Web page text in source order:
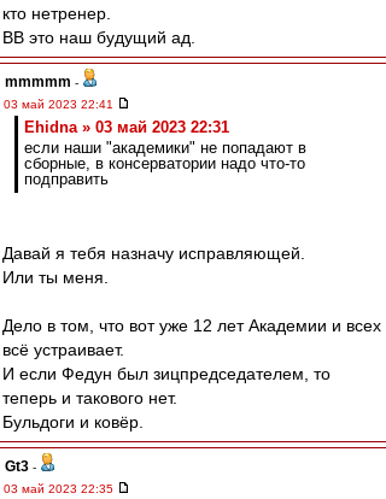
кто нетренер.
ВВ это наш будущий ад.
mmmmm -
03 май 2023 22:41
Ehidna » 03 май 2023 22:31
если наши "академики" не попадают в
сборные, в консерватории надо что-то
подправить
Давай я тебя назначу исправляющей.
Или ты меня.
Дело в том, что вот уже 12 лет Академии и всех
всё устраивает.
И если Федун был зицпредседателем, то
теперь и такового нет.
Бульдоги и ковёр.
Gt3 -
03 май 2023 22:35